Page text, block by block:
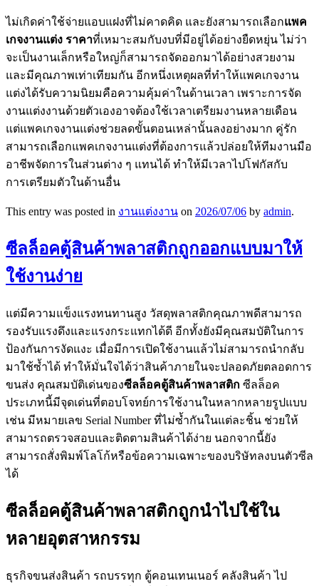
ไม่เกิดค่าใช้จ่ายแอบแฝงที่ไม่คาดคิด และยังสามารถเลือกแพค
เกจงานแต่ง ราคาที่เหมาะสมกับงบที่มีอยู่ได้อย่างยืดหยุ่น ไม่ว่า
จะเป็นงานเล็กหรือใหญ่ก็สามารถจัดออกมาได้อย่างสวยงาม
และมีคุณภาพเท่าเทียมกัน อีกหนึ่งเหตุผลที่ทำให้แพคเกจงาน
แต่งได้รับความนิยมคือความคุ้มค่าในด้านเวลา เพราะการจัด
งานแต่งงานด้วยตัวเองอาจต้องใช้เวลาเตรียมงานหลายเดือน
แต่แพคเกจงานแต่งช่วยลดขั้นตอนเหล่านั้นลงอย่างมาก คู่รัก
สามารถเลือกแพคเกจงานแต่งที่ต้องการแล้วปล่อยให้ทีมงานมือ
อาชีพจัดการในส่วนต่าง ๆ แทนได้ ทำให้มีเวลาไปโฟกัสกับ
การเตรียมตัวในด้านอื่น
This entry was posted in งานแต่งงาน on 2026/07/06 by admin.
ซีลล็อคตู้สินค้าพลาสติกถูกออกแบบมาให้
ใช้งานง่าย
แต่มีความแข็งแรงทนทานสูง วัสดุพลาสติกคุณภาพดีสามารถ
รองรับแรงดึงและแรงกระแทกได้ดี อีกทั้งยังมีคุณสมบัติในการ
ป้องกันการงัดแงะ เมื่อมีการเปิดใช้งานแล้วไม่สามารถนำกลับ
มาใช้ซ้ำได้ ทำให้มั่นใจได้ว่าสินค้าภายในจะปลอดภัยตลอดการ
ขนส่ง คุณสมบัติเด่นของซีลล็อคตู้สินค้าพลาสติก ซีลล็อค
ประเภทนี้มีจุดเด่นที่ตอบโจทย์การใช้งานในหลากหลายรูปแบบ
เช่น มีหมายเลข Serial Number ที่ไม่ซ้ำกันในแต่ละชิ้น ช่วยให้
สามารถตรวจสอบและติดตามสินค้าได้ง่าย นอกจากนี้ยัง
สามารถสั่งพิมพ์โลโก้หรือข้อความเฉพาะของบริษัทลงบนตัวซีล
ได้
ซีลล็อคตู้สินค้าพลาสติกถูกนำไปใช้ใน
หลายอุตสาหกรรม
ธุรกิจขนส่งสินค้า รถบรรทุก ตู้คอนเทนเนอร์ คลังสินค้า ไป